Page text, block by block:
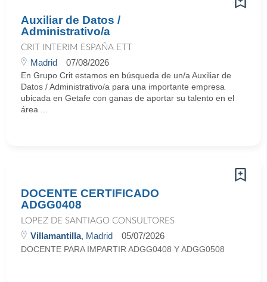
Auxiliar de Datos /
Administrativo/a
CRIT INTERIM ESPAÑA ETT
Madrid 07/08/2026
En Grupo Crit estamos en búsqueda de un/a Auxiliar de
Datos / Administrativo/a para una importante empresa
ubicada en Getafe con ganas de aportar su talento en el
área ...
DOCENTE CERTIFICADO
ADGG0408
LOPEZ DE SANTIAGO CONSULTORES
Villamantilla, Madrid 05/07/2026
DOCENTE PARA IMPARTIR ADGG0408 Y ADGG0508